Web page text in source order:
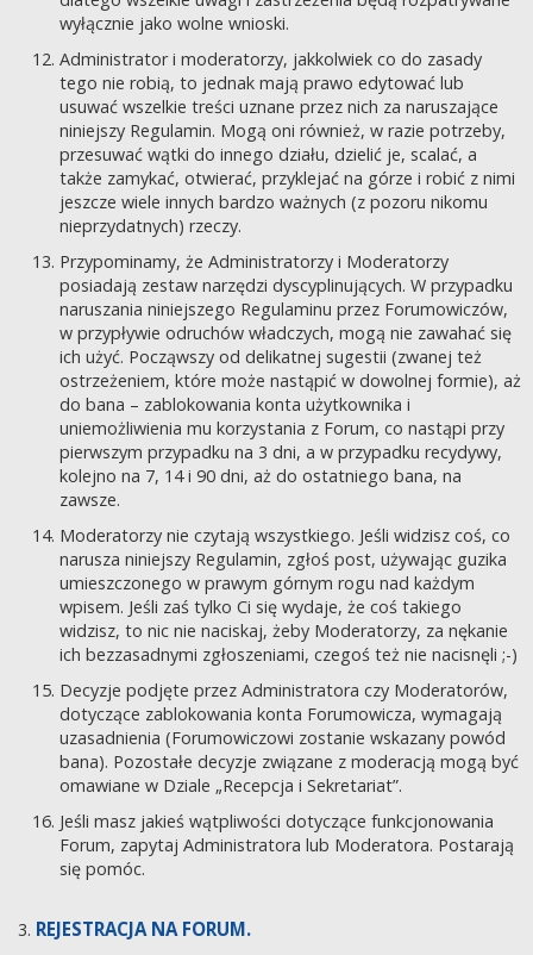
wyłącznie jako wolne wnioski.
Administrator i moderatorzy, jakkolwiek co do zasady
tego nie robią, to jednak mają prawo edytować lub
usuwać wszelkie treści uznane przez nich za naruszające
niniejszy Regulamin. Mogą oni również, w razie potrzeby,
przesuwać wątki do innego działu, dzielić je, scalać, a
także zamykać, otwierać, przyklejać na górze i robić z nimi
jeszcze wiele innych bardzo ważnych (z pozoru nikomu
nieprzydatnych) rzeczy.
Przypominamy, że Administratorzy i Moderatorzy
posiadają zestaw narzędzi dyscyplinujących. W przypadku
naruszania niniejszego Regulaminu przez Forumowiczów,
w przypływie odruchów władczych, mogą nie zawahać się
ich użyć. Począwszy od delikatnej sugestii (zwanej też
ostrzeżeniem, które może nastąpić w dowolnej formie), aż
do bana – zablokowania konta użytkownika i
uniemożliwienia mu korzystania z Forum, co nastąpi przy
pierwszym przypadku na 3 dni, a w przypadku recydywy,
kolejno na 7, 14 i 90 dni, aż do ostatniego bana, na
zawsze.
Moderatorzy nie czytają wszystkiego. Jeśli widzisz coś, co
narusza niniejszy Regulamin, zgłoś post, używając guzika
umieszczonego w prawym górnym rogu nad każdym
wpisem. Jeśli zaś tylko Ci się wydaje, że coś takiego
widzisz, to nic nie naciskaj, żeby Moderatorzy, za nękanie
ich bezzasadnymi zgłoszeniami, czegoś też nie nacisnęli ;-)
Decyzje podjęte przez Administratora czy Moderatorów,
dotyczące zablokowania konta Forumowicza, wymagają
uzasadnienia (Forumowiczowi zostanie wskazany powód
bana). Pozostałe decyzje związane z moderacją mogą być
omawiane w Dziale „Recepcja i Sekretariat”.
Jeśli masz jakieś wątpliwości dotyczące funkcjonowania
Forum, zapytaj Administratora lub Moderatora. Postarają
się pomóc.
REJESTRACJA NA FORUM.